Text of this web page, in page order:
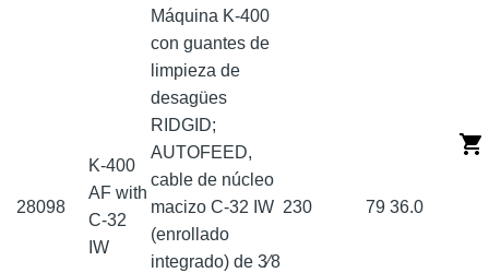
28098
K-400
AF with
C-32
IW
Máquina K-400
con guantes de
limpieza de
desagües
RIDGID;
AUTOFEED,
cable de núcleo
macizo C-32 IW
(enrollado
integrado) de 3⁄8
230 79 36.0